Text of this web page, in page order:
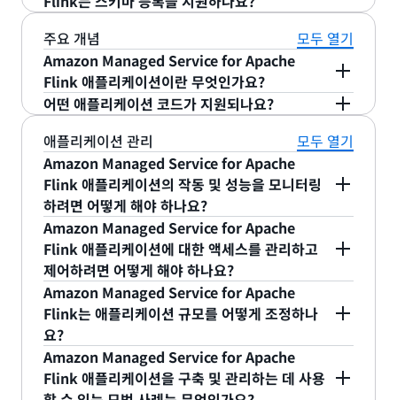
원시 데이터를 정리, 보강, 구성 및 변형하여 배치
ETL 단계를 절감 또는 제거할 수 있습니다. 이러한 애
플리케이션은 제공 전에 작은 레코드를 더 큰 파일로
버퍼링하고, 스트림 및 테이블 간 정교한 조인을 수행
할 수 있습니다. 예를 들어
Apache Kafka용
Amazon Managed Streaming (Amazon MSK) 에
저장된 IoT 센서 데이터를 지속적으로 읽고, 센서 유
형별로 데이터를 구성하고, 중복 데이터를 제거하고,
지정된 스키마별로 데이터를 정규화한 다음,
Amazon Simple Storage Service (Amazon S3)
에 데이터를 전송하는 애플리케이션을 구축할 수 있
습니다.
지속적 지표 생성
지속적 지표 생성 애플리케이션을 사용하면 시간에
따른 데이터의 추세를 모니터링 및 이해할 수 있습니
다. 애플리케이션은 스트리밍 데이터를 중요 정보로
이브러리에는 window 및 aggregate 같은 25개 이
상의 사전 구축된 스트림 처리 연산자와 함께,
Amazon MSK, Amazon Kinesis Data Streams,
Amazon DynamoDB, Amazon Kinesis Data
Firehose 같은 AWS 서비스 통합이 포함되어 있습니
다. 구축한 후에는 Amazon Managed Service for
Apache Flink에 코드를 업로드합니다. Amazon
Kinesis Data Analytics는 실시간 애플리케이션의
지속적 실행에 필요한 모든 작업을 처리하며, 수신 데
이터의 볼륨과 처리량에 맞춰 자동으로 규모가 조정
됩니다.
Java SDK를 지원합니다.
정 커넥터를 통한 기타 Apache Flink 지원 소스 및
대상으로 Amazon Kinesis Data Streams,
Amazon MSK 및 Amazon S3의 노트북 인스턴스를
사용하여 대화형으로 애플리케이션을 개발할 수 있습
니다. Apache Flink가 Flink SQL 및 Table API에서
지원하는 모든 연산자를 사용하여 데이터 스트림의
임시 쿼리를 수행하고 스트림 처리 애플리케이션을
개발할 수 있습니다. 준비가 되면 단 몇 단계로 노트
북에서 Auto Scaling 및 내구성 있는 상태를 통해 지
속적으로 실행 중인 스트림 처리 애플리케이션으로
코드를 구축하고 승격할 수 있습니다.
탄력적으로 확장 및 축소합니다. Apache Flink 애플
리케이션의 서비스 한도에 대한 자세한 내용은
Amazon Managed Service for Apache Flink 개
발자 안내서의 한도 섹션을 참조하세요.
예. Amazon Managed Service for Apache Flink
애플리케이션에서 Apache Flink DataStream
Connectors를 통해 AWS Glue의 서버리스 기능인
AWS Glue 스키마 레지스트리를 사용할 수 있습니
다. Apache Kafka, Amazon MSK 및 Amazon
Kinesis Data Streams를 싱크 또는 소스로
Amazon Managed Service for Apache Flink 워
크로드와 통합할 수 있습니다. 시작하고 자세히 알아
보려면 AWS Glue 스키마 레지스트리 개발자 안내서
를 참조하십시오.
주요 개념
모두 열기
Amazon Managed Service for Apache
Flink 애플리케이션이란 무엇인가요?
애플리케이션은 사용자가 작업하는 Amazon
Managed Service for Apache Flink 엔터티입니
다. Amazon Managed Service for Apache Flink
애플리케이션은 실시간으로 스트리밍 데이터를 계속
해서 읽고 처리합니다. 사용자는 Apache Flink 지원
언어를 사용하여 수신 스트리밍 데이터를 처리하고
출력을 생성하는 애플리케이션 코드를 작성합니다.
그러면 Amazon Managed Service for Apache
Flink가 구성된 대상에 출력을 기록합니다.
각 애플리케이션은 3가지 기본 요소로 구성됩니다.
입력: 입력은 애플리케이션의 스트리밍 소스입니
다. 입력 구성에서 스트리밍 소스를 데이터 스트
어떤 애플리케이션 코드가 지원되나요?
Java, Scala 및 Python에서 오픈 소스 Apache
Flink 라이브러리 및 자체 사용자 지정 코드를 사용하
여 구축된 애플리케이션을 지원합니다. Amazon
Managed Service for Apache Flink는 Java에서
오픈 소스 Apache Beam 라이브러리 및 자체 사용
자 지정 코드를 사용하여 구축된 애플리케이션도 지
원합니다. Amazon Managed Service for Apache
Flink Studio는 Apache Flink 호환 SQL, Python
및 Scala를 사용한 코드 구축을 지원합니다.
애플리케이션 관리
모두 열기
Amazon Managed Service for Apache
Flink 애플리케이션의 작동 및 성능을 모니터링
하려면 어떻게 해야 하나요?
AWS는 Flink Dashboard for Apache Flink 애플
리케이션에 대한 액세스를 포함하여 Amazon
Managed Service for Apache Flink 애플리케이션
을 모니터링하는 데 사용할 수 있는 다양한 도구를 제
공합니다. 이러한 도구 중 일부를 구성하여 모니터링
을 수행할 수 있습니다. 애플리케이션을 모니터링하
는 방법에 대한 자세한 내용은 다음 개발자 안내서를
참조하세요.
Amazon Managed Service for Apache
Flink 애플리케이션에 대한 액세스를 관리하고
제어하려면 어떻게 해야 하나요?
Amazon Managed Service for Apache Flink가
애플리케이션에 지정되어 있는 스트리밍 데이터 소스
에서 레코드를 읽기 위해서는 권한이 필요합니다. 또
한 Amazon Managed Service for Apache Flink
가 애플리케이션 출력을 애플리케이션 출력 구성에
Amazon Managed Service for Apache
Flink는 애플리케이션 규모를 어떻게 조정하나
요?
Amazon Managed Service for Apache Flink는
대부분의 시나리오에서 소스 스트림의 데이터 처리량
Amazon Managed Service for Apache
Flink 애플리케이션을 구축 및 관리하는 데 사용